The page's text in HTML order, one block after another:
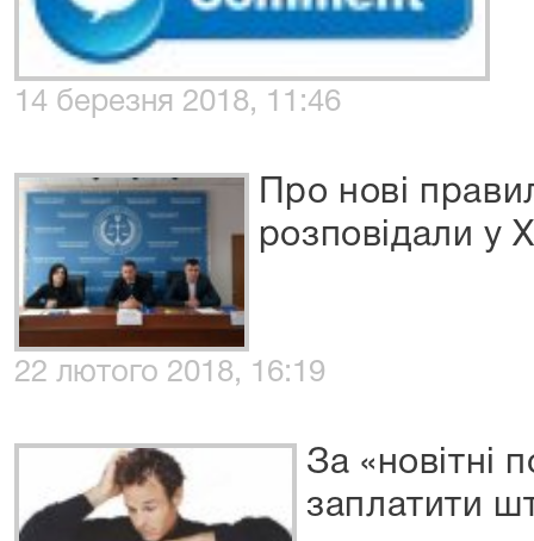
14 березня 2018, 11:46
Про нові
розповідали у
22 лютого 2018, 16:19
За «новітні
заплатити